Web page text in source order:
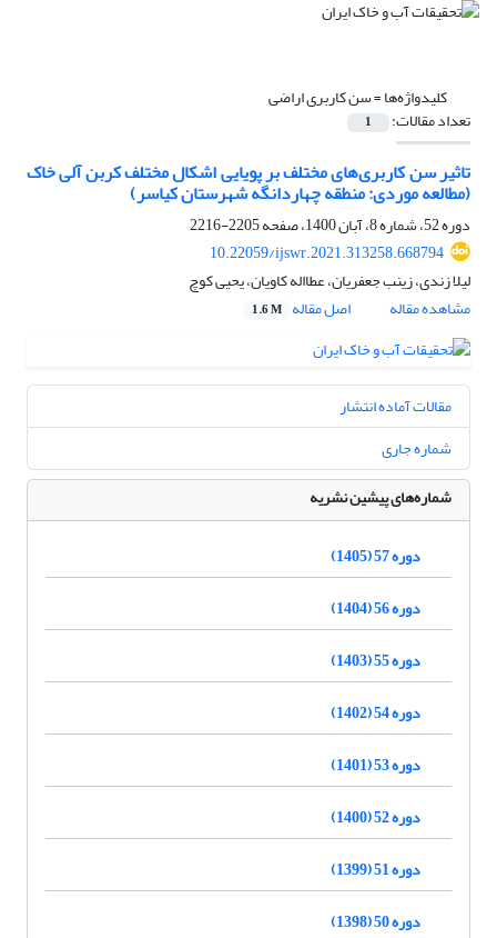
کلیدواژه‌ها =سن کاربری اراضی
تعداد مقالات: 1
تاثیر سن کاربری‌های مختلف بر پویایی اشکال مختلف کربن آلی خاک
(مطالعه موردی: منطقه چهاردانگه شهرستان کیاسر)
دوره 52، شماره 8، آبان 1400، صفحه
2205-2216
10.22059/ijswr.2021.313258.668794
لیلا زندی، زینب جعفریان، عطااله کاویان، یحیی کوچ
مشاهده مقاله
اصل مقاله 1.6 M
مقالات آماده انتشار
شماره جاری
شماره‌های پیشین نشریه
دوره 57 (1405)
دوره 56 (1404)
دوره 55 (1403)
دوره 54 (1402)
دوره 53 (1401)
دوره 52 (1400)
دوره 51 (1399)
دوره 50 (1398)